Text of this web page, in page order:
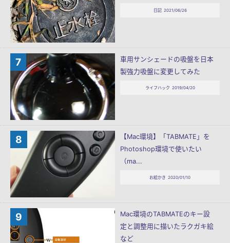
日記 2021/06/26
車用サンシェードの吸盤を日本
製強力吸盤に変更してみた
ライフハック 2019/04/20
【Mac環境】「TABMATE」を
Photoshop環境で使いたい
（ma...
お絵かき 2020/01/10
Mac環境のTABMATEのキー設
定と調整用に描いたラクガキ絵
など